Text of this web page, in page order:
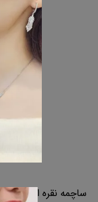
ساچمه نقره اصفهان